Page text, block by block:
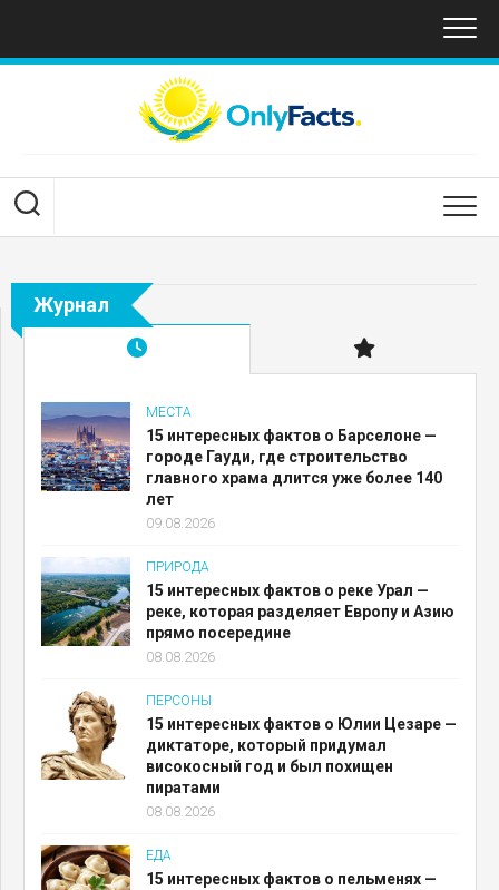
содержанию
Журнал
МЕСТА
15 интересных фактов о Барселоне —
городе Гауди, где строительство
главного храма длится уже более 140
лет
09.08.2026
ПРИРОДА
15 интересных фактов о реке Урал —
реке, которая разделяет Европу и Азию
прямо посередине
08.08.2026
ПЕРСОНЫ
15 интересных фактов о Юлии Цезаре —
диктаторе, который придумал
високосный год и был похищен
пиратами
08.08.2026
ЕДА
15 интересных фактов о пельменях —